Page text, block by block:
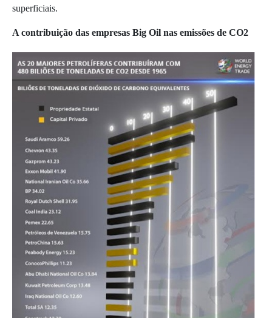
superficiais.
A contribuição das empresas Big Oil nas emissões de CO2